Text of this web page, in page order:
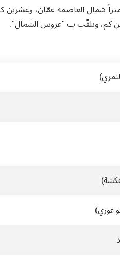
شمال العاصمة عمّان، وعشرين
كم، وتلقّب ب "عروس الشمال".